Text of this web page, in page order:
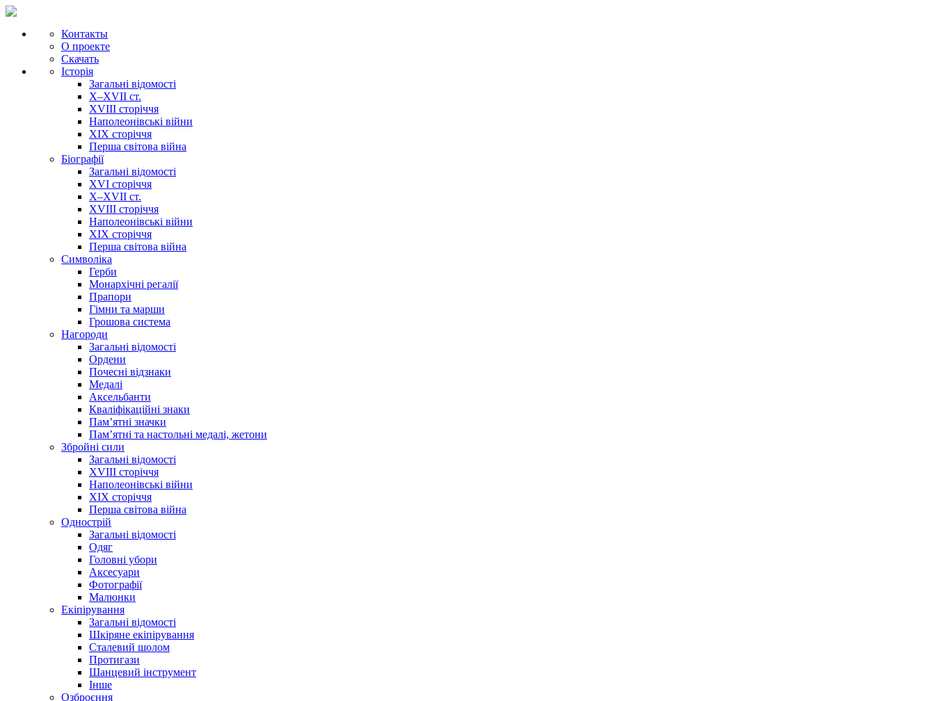
Контакты
О проекте
Скачать
Історія
Загальні відомості
X–XVII ст.
XVIII сторіччя
Наполеонівські війни
XIX сторіччя
Перша світова війна
Біографії
Загальні відомості
XVI сторіччя
X–XVII ст.
XVIII сторіччя
Наполеонівські війни
XIX сторіччя
Перша світова війна
Cимволіка
Герби
Монархічні регалії
Прапори
Гімни та марши
Грошова система
Нагороди
Загальні відомості
Ордени
Почесні відзнаки
Медалі
Аксельбанти
Кваліфікаційні знаки
Памʼятні значки
Памʼятні та настольні медалі, жетони
Збройні сили
Загальні відомості
XVIII сторіччя
Наполеонівські війни
XIX сторіччя
Перша світова війна
Однострій
Загальні відомості
Одяг
Головні убори
Аксесуари
Фотографії
Малюнки
Екіпірування
Загальні відомості
Шкіряне екіпірування
Сталевий шолом
Протигази
Шанцевий інструмент
Інше
Озброєння